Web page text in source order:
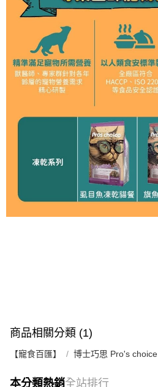
商品相關分類 (1)
【寵食百匯】 博士巧思 Pro's choice
本分類熱銷全站排行